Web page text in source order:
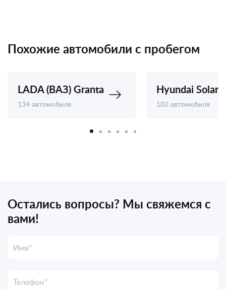
Похожие автомобили с пробегом
LADA (ВАЗ) Granta
134 автомобиля
Hyundai Solaris
102 автомобиля
Остались вопросы? Мы свяжемся с
вами!